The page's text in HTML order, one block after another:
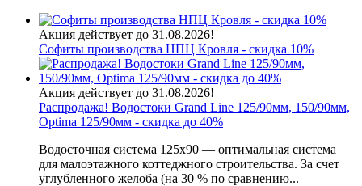
Акция действует до 31.08.2026!
Софиты производства НПЦ Кровля - скидка 10%
Акция действует до 31.08.2026!
Распродажа! Водостоки Grand Line 125/90мм, 150/90мм,
Optima 125/90мм - скидка до 40%
Водосточная система 125х90 — оптимальная система
для малоэтажного коттеджного строительства. За счет
углубленного желоба (на 30 % по сравнению...